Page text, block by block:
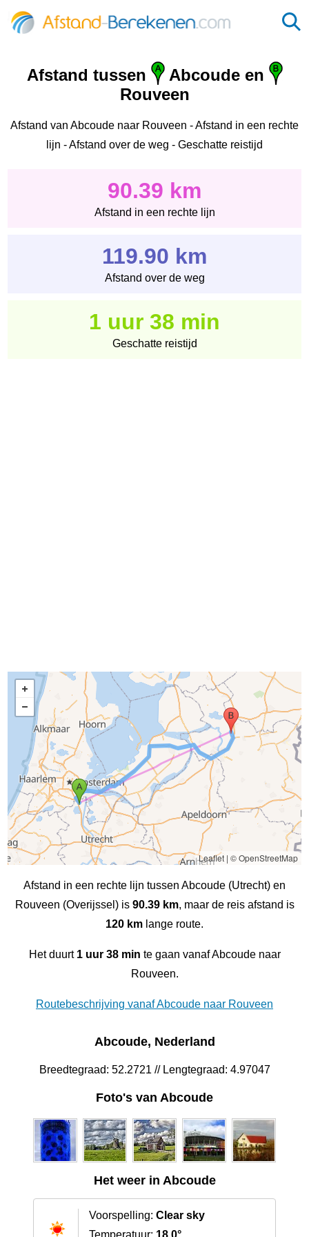
Afstand tussen
Abcoude en
Rouveen
Afstand van Abcoude naar Rouveen - Afstand in een rechte
lijn - Afstand over de weg - Geschatte reistijd
90.39 km
Afstand in een rechte lijn
119.90 km
Afstand over de weg
1 uur 38 min
Geschatte reistijd
Leaflet| © OpenStreetMap
Afstand in een rechte lijn tussen Abcoude (Utrecht) en
Rouveen (Overijssel) is 90.39 km, maar de reis afstand is
120 km lange route.
Het duurt 1 uur 38 min te gaan vanaf Abcoude naar
Rouveen.
Routebeschrijving vanaf Abcoude naar Rouveen
Abcoude, Nederland
Breedtegraad: 52.2721 // Lengtegraad: 4.97047
Foto's van Abcoude
Het weer in Abcoude
Voorspelling: Clear sky